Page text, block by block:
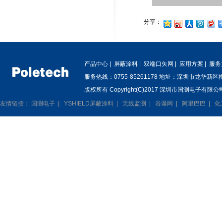
分享：
产品中心 屏蔽涂料 双端口矢网 应用方案
服
服务热线：0755-85261178 地址：深圳市龙华新区
版权所有 Copyright(C)2017 深圳市国测电子有限公
友情链接：
国测电子 YSHIELD屏蔽涂料 无线监测 谷瀑网 阿里巴巴 化